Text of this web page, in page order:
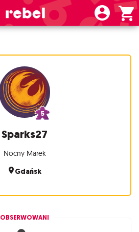
Sparks27
Nocny Marek
Gdańsk
OBSERWOWANI